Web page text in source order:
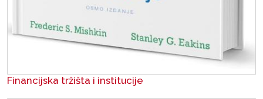
Financijska tržišta i institucije